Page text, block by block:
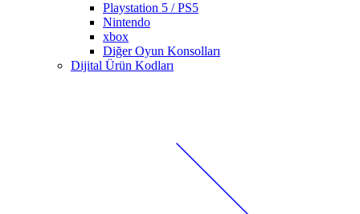
Playstation 5 / PS5
Nintendo
xbox
Diğer Oyun Konsolları
Dijital Ürün Kodları